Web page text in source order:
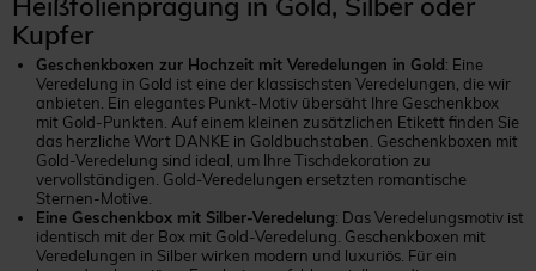
Kupfer
Geschenkboxen zur Hochzeit mit Veredelungen in Gold: Eine
Veredelung in Gold ist eine der klassischsten Veredelungen, die wir
anbieten. Ein elegantes Punkt-Motiv übersäht Ihre Geschenkbox
mit Gold-Punkten. Auf einem kleinen zusätzlichen Etikett finden Sie
das herzliche Wort DANKE in Goldbuchstaben. Geschenkboxen mit
Gold-Veredelung sind ideal, um Ihre Tischdekoration zu
vervollständigen. Gold-Veredelungen ersetzten romantische
Sternen-Motive.
Eine Geschenkbox mit Silber-Veredelung: Das Veredelungsmotiv ist
identisch mit der Box mit Gold-Veredelung. Geschenkboxen mit
Veredelungen in Silber wirken modern und luxuriös. Für ein